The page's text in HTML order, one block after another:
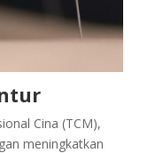
Cina (TCM),
meningkatkan